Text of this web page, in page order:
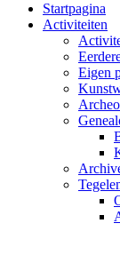
Startpagina
Activiteiten
Eigen